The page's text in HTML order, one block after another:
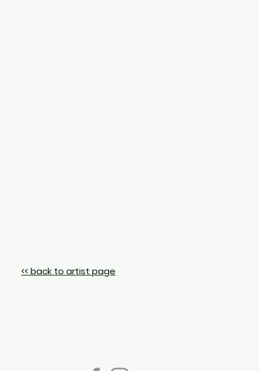
<< back to artist page